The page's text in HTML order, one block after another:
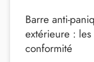
Barre anti-
extérieure :
conformité